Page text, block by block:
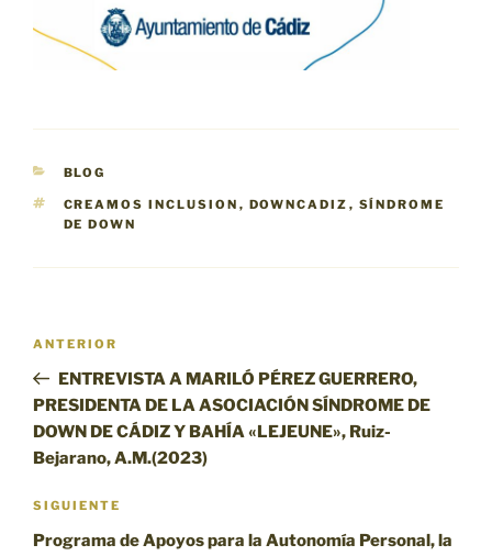
CATEGORÍAS
BLOG
ETIQUETAS
CREAMOS INCLUSION , DOWNCADIZ , SÍNDROME
DE DOWN
Navegación
entradas
Entrada
anterior:
ANTERIOR
ENTREVISTA A MARILÓ PÉREZ GUERRERO,
PRESIDENTA DE LA ASOCIACIÓN SÍNDROME DE
DOWN DE CÁDIZ Y BAHÍA «LEJEUNE», Ruiz-
Bejarano, A.M.(2023)
Siguiente
entrada
SIGUIENTE
Programa de Apoyos para la Autonomía Personal, la